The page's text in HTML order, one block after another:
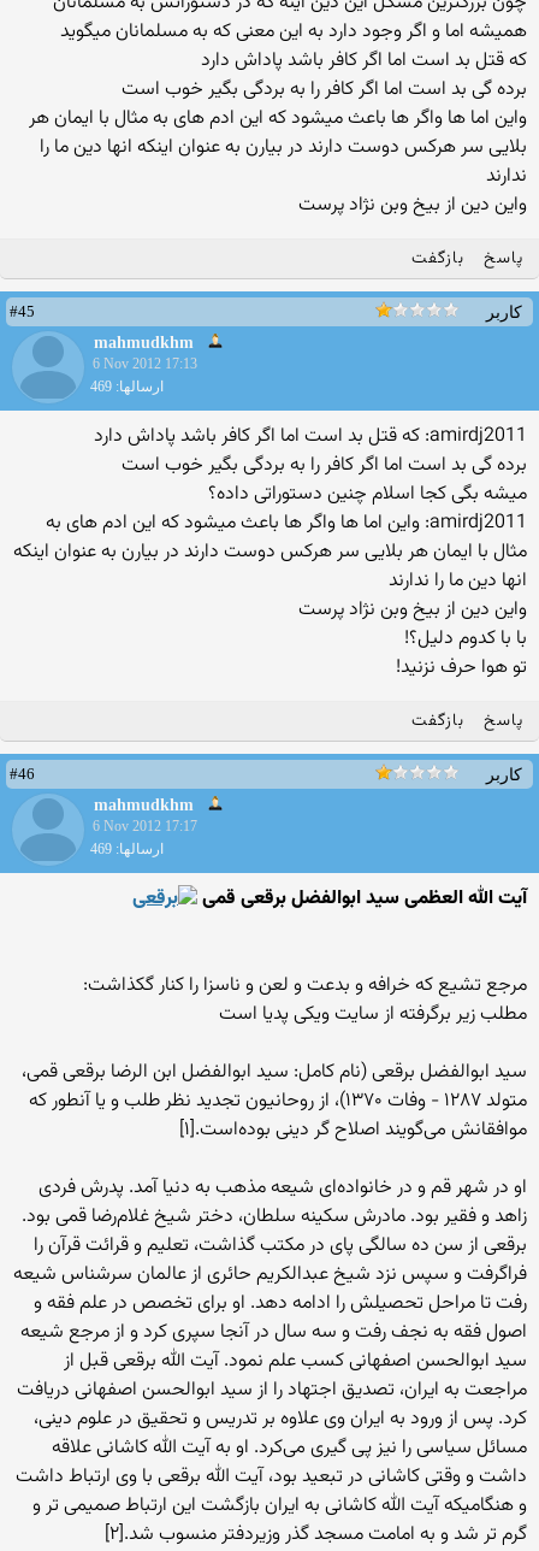
همیشه اما و اگر وجود دارد به این معنی که به مسلمانان میگوید
که قتل بد است اما اگر کافر باشد پاداش دارد
برده گی بد است اما اگر کافر را به بردگی بگیر خوب است
واین اما ها واگر ها باعث میشود که این ادم های به مثال با ایمان هر
بلایی سر هرکس دوست دارند در بیارن به عنوان اینکه انها دین ما را
ندارند
واین دین از بیخ وبن نژاد پرست
پاسخ بازگفت
کاربر
#45
mahmudkhm
6 Nov 2012 17:13
ارسالها: 469
amirdj2011: که قتل بد است اما اگر کافر باشد پاداش دارد
برده گی بد است اما اگر کافر را به بردگی بگیر خوب است
میشه بگی کجا اسلام چنین دستوراتی داده؟
amirdj2011: واین اما ها واگر ها باعث میشود که این ادم های به
مثال با ایمان هر بلایی سر هرکس دوست دارند در بیارن به عنوان اینکه
انها دین ما را ندارند
واین دین از بیخ وبن نژاد پرست
با با کدوم دلیل؟!
تو هوا حرف نزنید!
پاسخ بازگفت
کاربر
#46
mahmudkhm
6 Nov 2012 17:17
ارسالها: 469
آیت الله العظمی سید ابوالفضل برقعی قمی
مرجع تشیع که خرافه و بدعت و لعن و ناسزا را کنار گکذاشت:
مطلب زیر برگرفته از سایت ویکی پدیا است
سید ابوالفضل برقعی (نام کامل: سید ابوالفضل ابن الرضا برقعی قمی،
متولد ۱۲۸۷ - وفات ۱۳۷۰)، از روحانیون تجدید نظر طلب و یا آنطور که
موافقانش می‌گویند اصلاح گر دینی بوده‌است.[۱]
او در شهر قم و در خانواده‌ای شیعه مذهب به دنیا آمد. پدرش فردی
زاهد و فقیر بود. مادرش سکینه سلطان، دختر شیخ غلام‌رضا قمی بود.
برقعی از سن ده سالگی پای در مکتب گذاشت، تعلیم و قرائت قرآن را
فراگرفت و سپس نزد شیخ عبدالکریم حائری از عالمان سرشناس شیعه
رفت تا مراحل تحصیلش را ادامه دهد. او برای تخصص در علم فقه و
اصول فقه به نجف رفت و سه سال در آنجا سپری کرد و از مرجع شیعه
سید ابوالحسن اصفهانی کسب علم نمود. آیت الله برقعی قبل از
مراجعت به ایران، تصدیق اجتهاد را از سید ابوالحسن اصفهانی دریافت
کرد. پس از ورود به ایران وی علاوه بر تدریس و تحقیق در علوم دینی،
مسائل سیاسی را نیز پی گیری می‌کرد. او به آیت الله کاشانی علاقه
داشت و وقتی کاشانی در تبعید بود، آیت الله برقعی با وی ارتباط داشت
و هنگامیکه آیت الله کاشانی به ایران بازگشت این ارتباط صمیمی تر و
گرم تر شد و به امامت مسجد گذر وزیردفتر منسوب شد.[۲]